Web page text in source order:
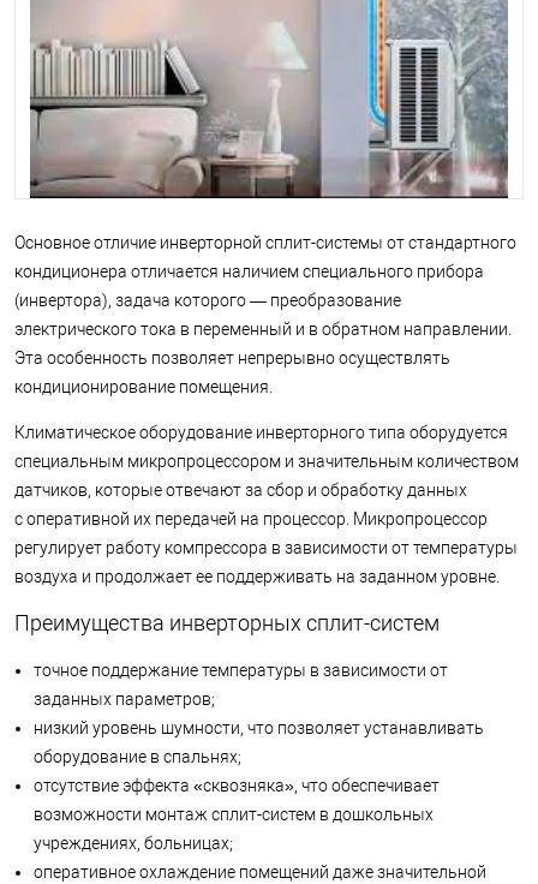
Основное отличие инверторной сплит-системы от стандартного
кондиционера отличается наличием специального прибора
(инвертора), задача которого — преобразование
электрического тока в переменный и в обратном направлении.
Эта особенность позволяет непрерывно осуществлять
кондиционирование помещения.
Климатическое оборудование инверторного типа оборудуется
специальным микропроцессором и значительным количеством
датчиков, которые отвечают за сбор и обработку данных
с оперативной их передачей на процессор. Микропроцессор
регулирует работу компрессора в зависимости от температуры
воздуха и продолжает ее поддерживать на заданном уровне.
Преимущества инверторных сплит-систем
точное поддержание температуры в зависимости от
заданных параметров;
низкий уровень шумности, что позволяет устанавливать
оборудование в спальнях;
отсутствие эффекта «сквозняка», что обеспечивает
возможности монтаж сплит-систем в дошкольных
учреждениях, больницах;
оперативное охлаждение помещений даже значительной